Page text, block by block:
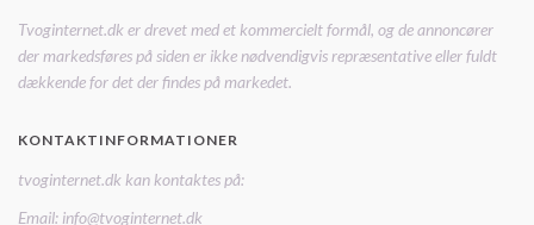
Tvoginternet.dk er drevet med et kommercielt formål, og de annoncører
der markedsføres på siden er ikke nødvendigvis repræsentative eller fuldt
dækkende for det der findes på markedet.
KONTAKTINFORMATIONER
tvoginternet.dk kan kontaktes på:
Email: info@tvoginternet.dk